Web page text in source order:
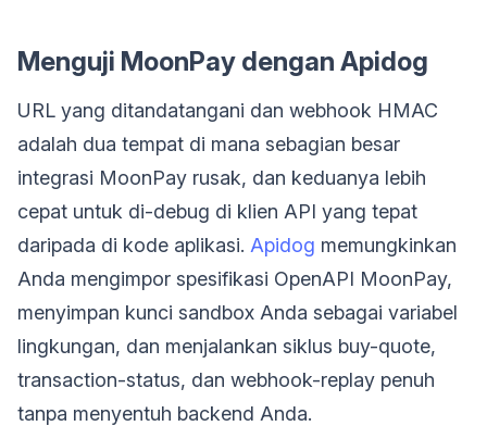
Menguji MoonPay dengan Apidog
URL yang ditandatangani dan webhook HMAC
adalah dua tempat di mana sebagian besar
integrasi MoonPay rusak, dan keduanya lebih
cepat untuk di-debug di klien API yang tepat
daripada di kode aplikasi. Apidog memungkinkan
Anda mengimpor spesifikasi OpenAPI MoonPay,
menyimpan kunci sandbox Anda sebagai variabel
lingkungan, dan menjalankan siklus buy-quote,
transaction-status, dan webhook-replay penuh
tanpa menyentuh backend Anda.